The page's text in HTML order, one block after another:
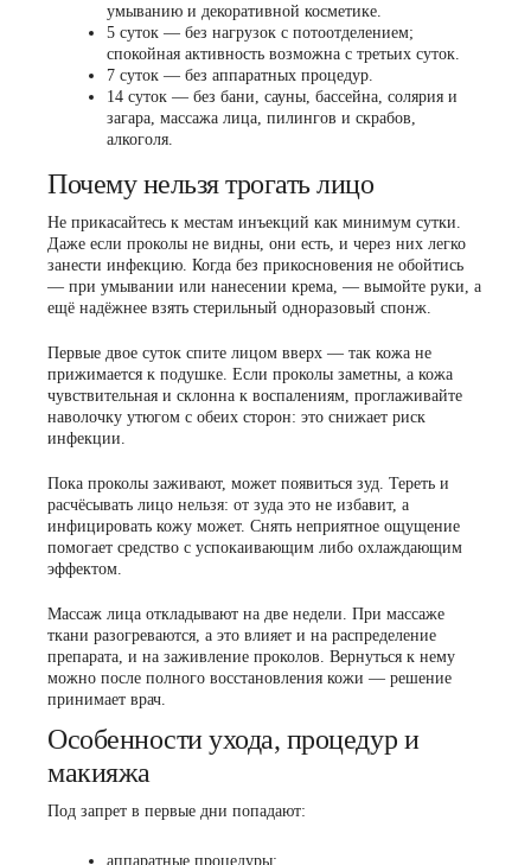
умыванию и декоративной косметике.
5 суток — без нагрузок с потоотделением;
спокойная активность возможна с третьих суток.
7 суток — без аппаратных процедур.
14 суток — без бани, сауны, бассейна, солярия и
загара, массажа лица, пилингов и скрабов,
алкоголя.
Почему нельзя трогать лицо
Не прикасайтесь к местам инъекций как минимум сутки.
Даже если проколы не видны, они есть, и через них легко
занести инфекцию. Когда без прикосновения не обойтись
— при умывании или нанесении крема, — вымойте руки, а
ещё надёжнее взять стерильный одноразовый спонж.
Первые двое суток спите лицом вверх — так кожа не
прижимается к подушке. Если проколы заметны, а кожа
чувствительная и склонна к воспалениям, проглаживайте
наволочку утюгом с обеих сторон: это снижает риск
инфекции.
Пока проколы заживают, может появиться зуд. Тереть и
расчёсывать лицо нельзя: от зуда это не избавит, а
инфицировать кожу может. Снять неприятное ощущение
помогает средство с успокаивающим либо охлаждающим
эффектом.
Массаж лица откладывают на две недели. При массаже
ткани разогреваются, а это влияет и на распределение
препарата, и на заживление проколов. Вернуться к нему
можно после полного восстановления кожи — решение
принимает врач.
Особенности ухода, процедур и
макияжа
Под запрет в первые дни попадают:
аппаратные процедуры;